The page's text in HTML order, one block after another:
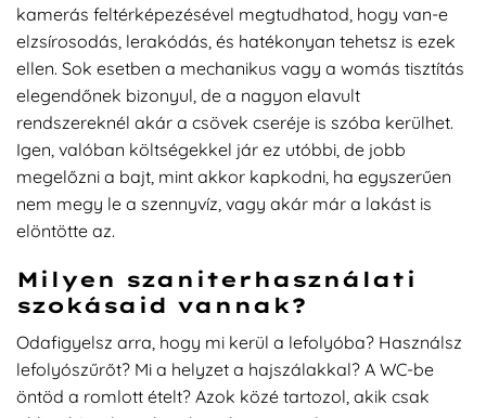
kamerás feltérképezésével megtudhatod, hogy van-e
elzsírosodás, lerakódás, és hatékonyan tehetsz is ezek
ellen. Sok esetben a mechanikus vagy a womás tisztítás
elegendőnek bizonyul, de a nagyon elavult
rendszereknél akár a csövek cseréje is szóba kerülhet.
Igen, valóban költségekkel jár ez utóbbi, de jobb
megelőzni a bajt, mint akkor kapkodni, ha egyszerűen
nem megy le a szennyvíz, vagy akár már a lakást is
elöntötte az.
Milyen szaniterhasználati
szokásaid vannak?
Odafigyelsz arra, hogy mi kerül a lefolyóba? Használsz
lefolyószűrőt? Mi a helyzet a hajszálakkal? A WC-be
öntöd a romlott ételt? Azok közé tartozol, akik csak